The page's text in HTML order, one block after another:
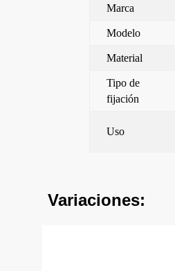
Marca
Modelo
Material
Tipo de
fijación
Uso
Variaciones: